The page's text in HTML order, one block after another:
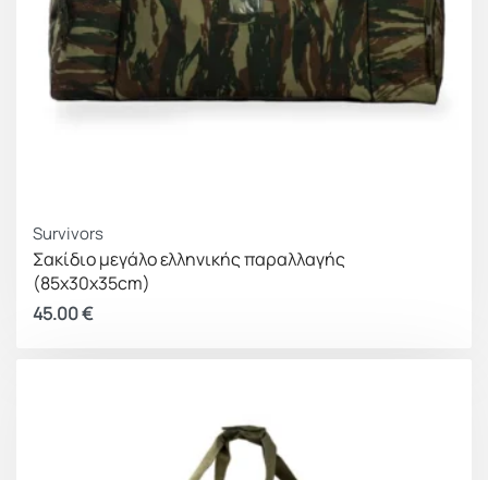
Survivors
Σακίδιο μεγάλο ελληνικής παραλλαγής
(85x30x35cm)
45.00€